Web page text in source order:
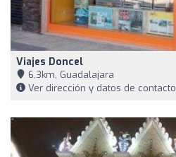
Viajes Doncel
6,3km, Guadalajara
Ver dirección y datos de contacto